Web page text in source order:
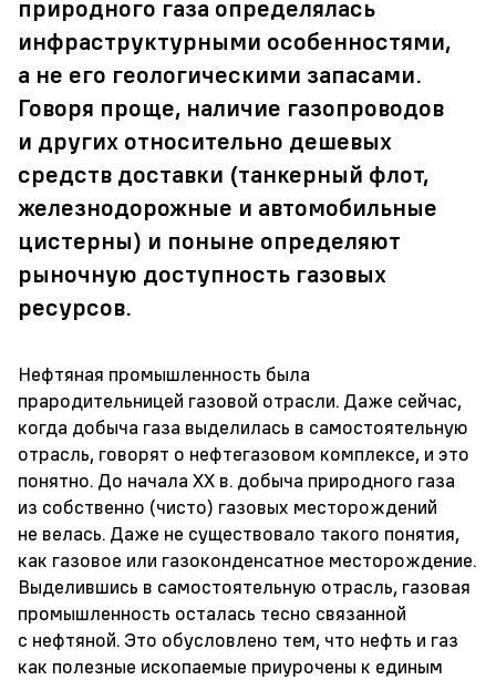
природного газа определялась
инфраструктурными особенностями,
а не его геологическими запасами.
Говоря проще, наличие газопроводов
и других относительно дешевых
средств доставки (танкерный флот,
железнодорожные и автомобильные
цистерны) и поныне определяют
рыночную доступность газовых
ресурсов.
Нефтяная промышленность была
прародительницей газовой отрасли. Даже сейчас,
когда добыча газа выделилась в самостоятельную
отрасль, говорят о нефтегазовом комплексе, и это
понятно. До начала ХХ в. добыча природного газа
из собственно (чисто) газовых месторождений
не велась. Даже не существовало такого понятия,
как газовое или газоконденсатное месторождение.
Выделившись в самостоятельную отрасль, газовая
промышленность осталась тесно связанной
с нефтяной. Это обусловлено тем, что нефть и газ
как полезные ископаемые приурочены к единым